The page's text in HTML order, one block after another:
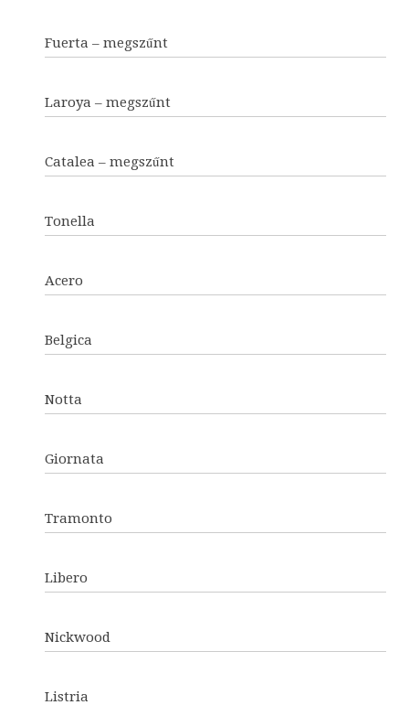
Fuerta – megszűnt
Laroya – megszűnt
Catalea – megszűnt
Tonella
Acero
Belgica
Notta
Giornata
Tramonto
Libero
Nickwood
Listria